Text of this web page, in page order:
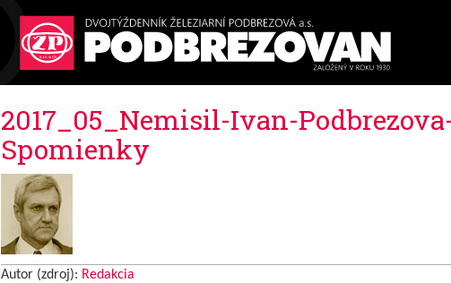
2017_05_Nemisil-Ivan-
Spomienky
Autor (zdroj): Redakcia